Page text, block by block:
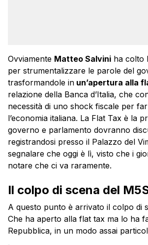
Ovviamente Matteo Salvini ha colto
per strumentalizzare le parole del
trasformandole in un’apertura alla
relazione della Banca d’Italia, che
necessità di uno shock fiscale per
l’economia italiana. La Flat Tax è la
governo e parlamento dovranno
registrandosi presso il Palazzo del
segnalare che oggi è lì, visto che i
notare che ci va raramente.
Il colpo di scena del
A questo punto è arrivato il colpo di
Che ha aperto alla flat tax ma lo ha
Repubblica, in un modo assai